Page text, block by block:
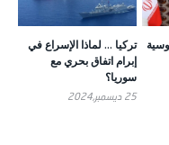
تركيا … لماذا الإسراع في
إبرام اتفاق بحري مع
سوريا؟
25 ديسمبر,2024